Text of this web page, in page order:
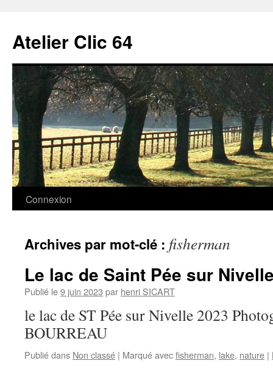
contenu
Atelier Clic 64
Connexion
Archives par mot-clé : fisherman
Le lac de Saint Pée sur
Publié le9 juin 2023 par henri SICART
le lac de ST Pée sur Nivelle 2023
BOURREAU
Publié dans Non classé | Marqué avecfisherman, lake, nature |